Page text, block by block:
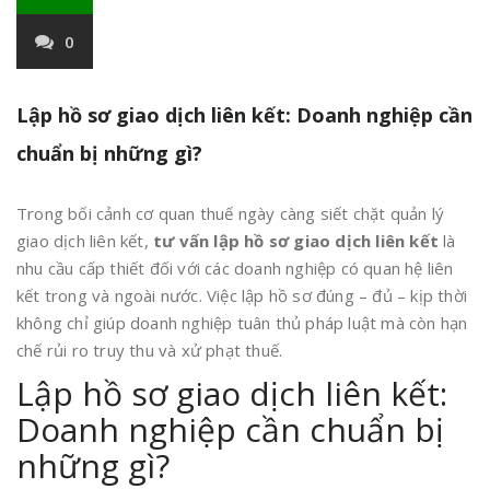
0
Lập hồ sơ giao dịch liên kết: Doanh nghiệp cần
chuẩn bị những gì?
Trong bối cảnh cơ quan thuế ngày càng siết chặt quản lý
giao dịch liên kết, tư vấn lập hồ sơ giao dịch liên kết là
nhu cầu cấp thiết đối với các doanh nghiệp có quan hệ liên
kết trong và ngoài nước. Việc lập hồ sơ đúng – đủ – kịp thời
không chỉ giúp doanh nghiệp tuân thủ pháp luật mà còn hạn
chế rủi ro truy thu và xử phạt thuế.
Lập hồ sơ giao dịch liên kết:
Doanh nghiệp cần chuẩn bị
những gì?